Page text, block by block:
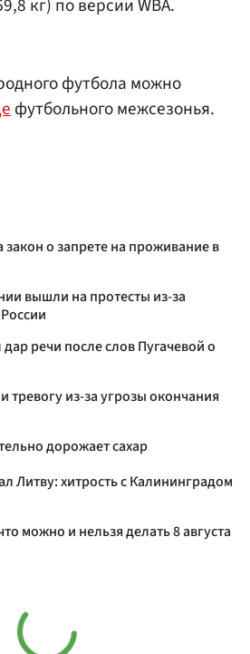
кг) по версии WBA.
футбола можно
футбольного межсезонья.
закон о запрете на проживание в
вышли на протесты из-за
речи после слов Пугачевой о
тревогу из-за угрозы окончания
дорожает сахар
Литву: хитрость с Калининградом
можно и нельзя делать 8 августа